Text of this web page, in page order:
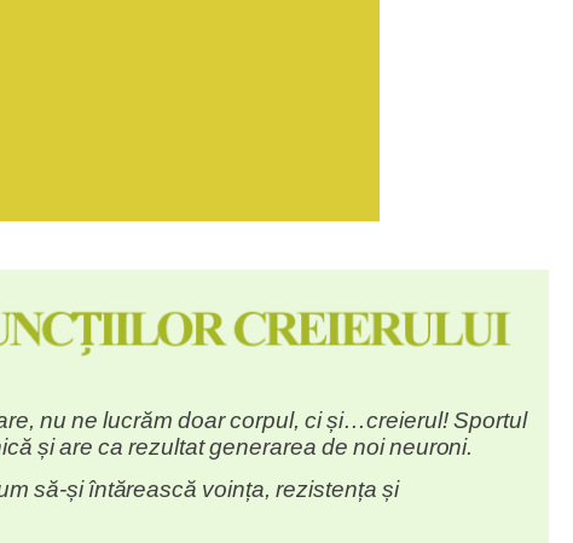
nu ne lucrăm doarcorpul, ciși…creierul!Sportul
șiare ca rezultatgenerarea de noineuroni.
să-șiîntărească voința, rezistența și